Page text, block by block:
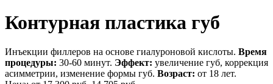
Контурная пластика губ
Инъекции филлеров на основе гиалуроновой кислоты. Время
процедуры: 30-60 минут. Эффект: увеличение губ, коррекция
асимметрии, изменение формы губ. Возраст: от 18 лет.